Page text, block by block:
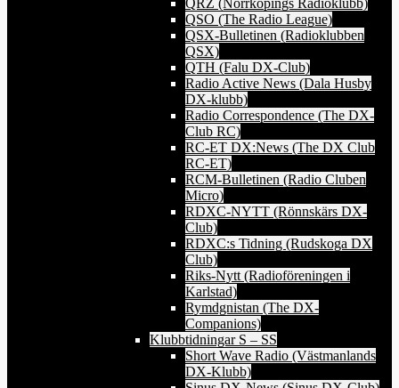
QSO (The Radio League)
QSX-Bulletinen (Radioklubben
QSX)
QTH (Falu DX-Club)
Radio Active News (Dala Husby
DX-klubb)
Radio Correspondence (The DX-
Club RC)
RC-ET DX:News (The DX Club
RC-ET)
RCM-Bulletinen (Radio Cluben
Micro)
RDXC-NYTT (Rönnskärs DX-
Club)
RDXC:s Tidning (Rudskoga DX
Club)
Riks-Nytt (Radioföreningen i
Karlstad)
Rymdgnistan (The DX-
Companions)
Klubbtidningar S – SS
Short Wave Radio (Västmanlands
DX-Klubb)